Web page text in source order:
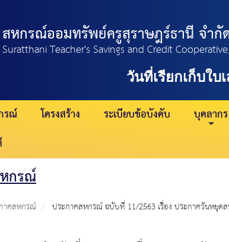
สหกรณ์ออมทรัพย์ครูสุราษฎร์ธานี จำกั
Suratthani Teacher's Savings and Credit
วันที่เรียกเก็บใบเ
รณ์ โครงสร้าง ระเบียบข้อบังคับ บุคลากร
กรณ์
าศสหกรณ์ ประกาศสหกรณ์ ฉบับที่ 11/2563 เรื่อง ประกาศวันหยุด